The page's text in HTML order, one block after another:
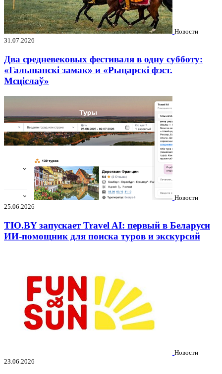
Новости
31.07.2026
Два средневековых фестиваля в одну субботу:
«Гальшанскі замак» и «Рыцарскі фэст.
Мсціслаў»
Новости
25.06.2026
TIO.BY запускает Travel AI: первый в Беларуси
ИИ-помощник для поиска туров и экскурсий
Новости
23.06.2026